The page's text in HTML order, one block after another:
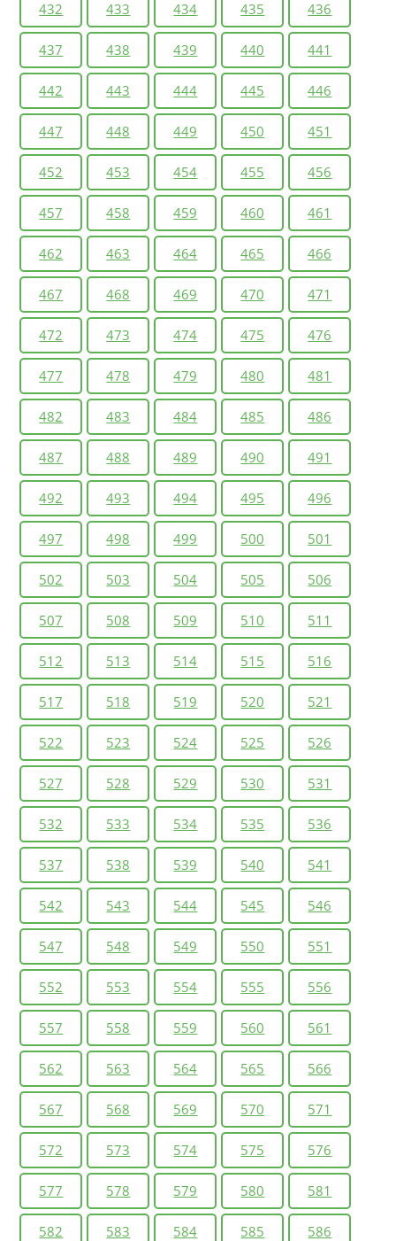
432 433 434 435 436
437 438 439 440 441
442 443 444 445 446
447 448 449 450 451
452 453 454 455 456
457 458 459 460 461
462 463 464 465 466
467 468 469 470 471
472 473 474 475 476
477 478 479 480 481
482 483 484 485 486
487 488 489 490 491
492 493 494 495 496
497 498 499 500 501
502 503 504 505 506
507 508 509 510 511
512 513 514 515 516
517 518 519 520 521
522 523 524 525 526
527 528 529 530 531
532 533 534 535 536
537 538 539 540 541
542 543 544 545 546
547 548 549 550 551
552 553 554 555 556
557 558 559 560 561
562 563 564 565 566
567 568 569 570 571
572 573 574 575 576
577 578 579 580 581
582 583 584 585 586